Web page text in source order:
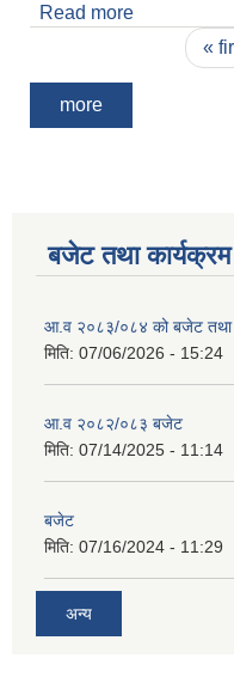
Read more
«
more
बजेट तथा कार्यक्रम
आ.व २०८३/०८४ को बजेट तथा
मिति: 07/06/2026 - 15:24
आ.व २०८२/०८३ बजेट
मिति: 07/14/2025 - 11:14
बजेट
मिति: 07/16/2024 - 11:29
अन्य